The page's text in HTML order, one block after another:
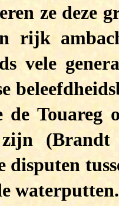
ze deze
rijk
vele
de
disputen
waterputten.